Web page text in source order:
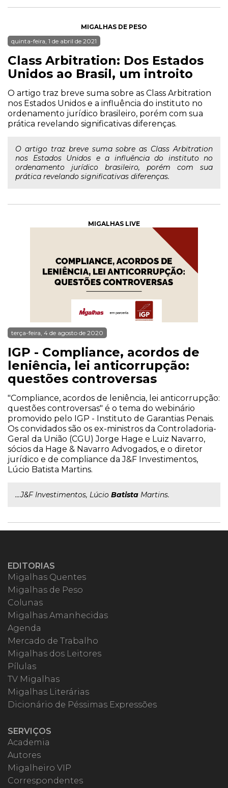
MIGALHAS DE PESO
quinta-feira, 1 de abril de 2021
Class Arbitration: Dos Estados
Unidos ao Brasil, um introito
O artigo traz breve suma sobre as Class Arbitration
nos Estados Unidos e a influência do instituto no
ordenamento jurídico brasileiro, porém com sua
prática revelando significativas diferenças.
O artigo traz breve suma sobre as Class Arbitration
nos Estados Unidos e a influência do instituto no
ordenamento jurídico brasileiro, porém com sua
prática revelando significativas diferenças.
MIGALHAS LIVE
terça-feira, 4 de agosto de 2020
IGP - Compliance, acordos de
leniência, lei anticorrupção:
questões controversas
"Compliance, acordos de leniência, lei anticorrupção:
questões controversas" é o tema do webinário
promovido pelo IGP - Instituto de Garantias Penais.
Os convidados são os ex-ministros da Controladoria-
Geral da União (CGU) Jorge Hage e Luiz Navarro,
sócios da Hage & Navarro Advogados, e o diretor
jurídico e de compliance da J&F Investimentos,
Lúcio Batista Martins.
...J&F Investimentos, Lúcio Batista Martins.
EDITORIAS
Migalhas Quentes
Migalhas de Peso
Colunas
Migalhas Amanhecidas
Agenda
Mercado de Trabalho
Migalhas dos Leitores
Pílulas
TV Migalhas
Migalhas Literárias
Dicionário de Péssimas Expressões
SERVIÇOS
Academia
Autores
Migalheiro VIP
Correspondentes